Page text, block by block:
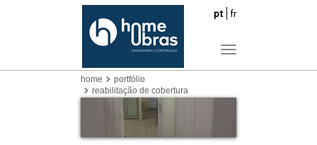
pt fr
Toggle
home
portfólio
reabilitação de cobertura